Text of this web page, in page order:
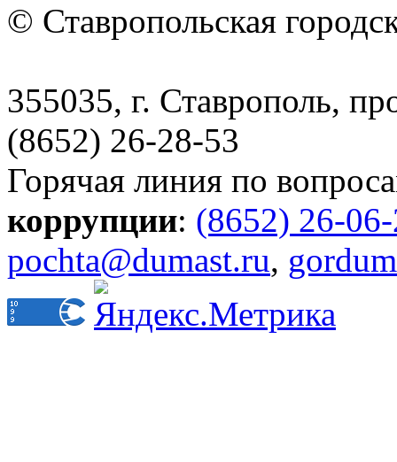
© Ставропольская
355035, г. Ставрополь,
(8652) 26-28-53
Горячая линия по
коррупции: (8652) 26-
pochta@dumast.ru,